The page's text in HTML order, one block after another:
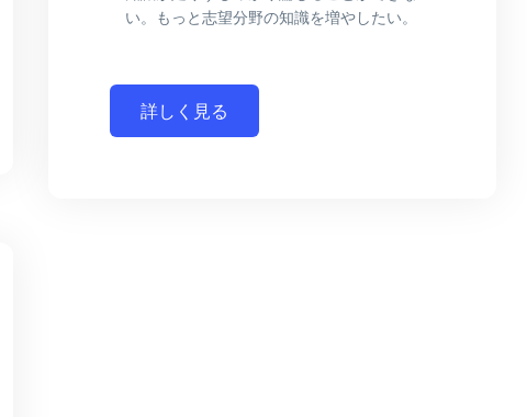
い。もっと志望分野の知識を増やしたい。
詳しく見る